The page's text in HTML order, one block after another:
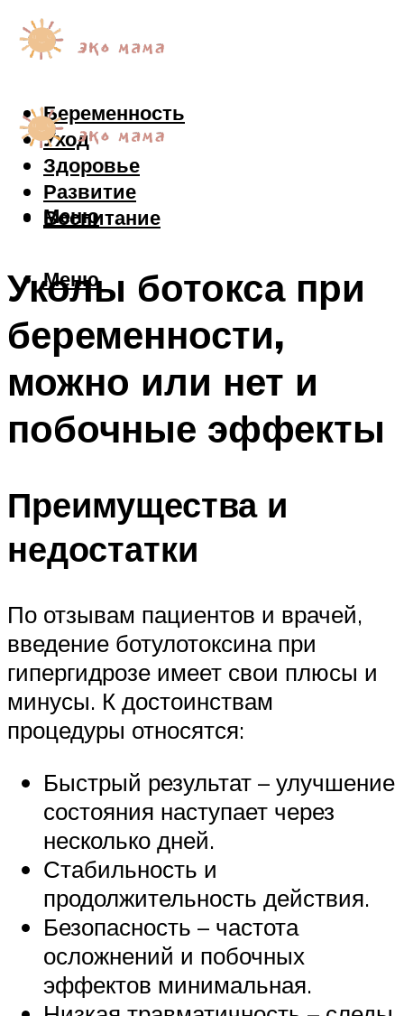
Беременность
Уход
Здоровье
Развитие
Воспитание
Меню
Меню
Уколы ботокса при
беременности,
можно или нет и
побочные эффекты
Преимущества и
недостатки
По отзывам пациентов и врачей,
введение ботулотоксина при
гипергидрозе имеет свои плюсы и
минусы. К достоинствам
процедуры относятся:
Быстрый результат – улучшение
состояния наступает через
несколько дней.
Стабильность и
продолжительность действия.
Безопасность – частота
осложнений и побочных
эффектов минимальная.